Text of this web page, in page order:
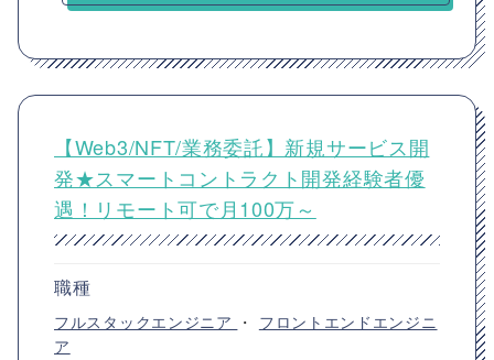
【Web3/NFT/業務委託】新規サービス開
発★スマートコントラクト開発経験者優
遇！リモート可で月100万～
職種
フルスタックエンジニア ・ フロントエンドエンジニ
ア